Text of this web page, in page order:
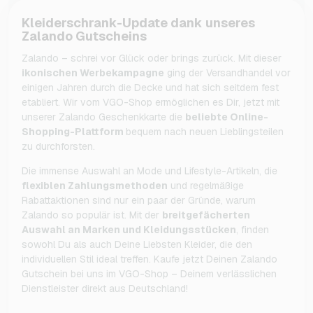
Kleiderschrank-Update dank unseres
Zalando Gutscheins
Zalando – schrei vor Glück oder brings zurück. Mit dieser
ikonischen Werbekampagne ging der Versandhandel vor
einigen Jahren durch die Decke und hat sich seitdem fest
etabliert. Wir vom VGO-Shop ermöglichen es Dir, jetzt mit
unserer Zalando Geschenkkarte die beliebte Online-
Shopping-Plattform bequem nach neuen Lieblingsteilen
zu durchforsten.
Die immense Auswahl an Mode und Lifestyle-Artikeln, die
flexiblen Zahlungsmethoden und regelmäßige
Rabattaktionen sind nur ein paar der Gründe, warum
Zalando so populär ist. Mit der breitgefächerten
Auswahl an Marken und Kleidungsstücken, finden
sowohl Du als auch Deine Liebsten Kleider, die den
individuellen Stil ideal treffen. Kaufe jetzt Deinen Zalando
Gutschein bei uns im VGO-Shop – Deinem verlässlichen
Dienstleister direkt aus Deutschland!